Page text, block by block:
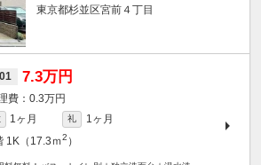
東京都杉並区宮前４丁目
7.3万円
0.3万円
1ヶ月 礼
1ヶ月
1K（17.3ｍ2 ）